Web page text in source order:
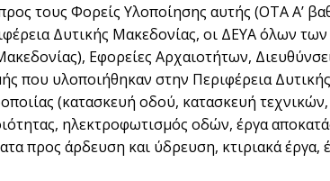
τους Φορείς Υλοποίησης αυτής (ΟΤΑ Α’
Δυτικής Μακεδονίας, οι ΔΕΥΑ όλων
Εφορείες Αρχαιοτήτων,
που υλοποιήθηκαν στην Περιφέρεια
(κατασκευή οδού, κατασκευή
ηλεκτροφωτισμός οδών, έργα
προς άρδευση και ύδρευση, κτιριακά